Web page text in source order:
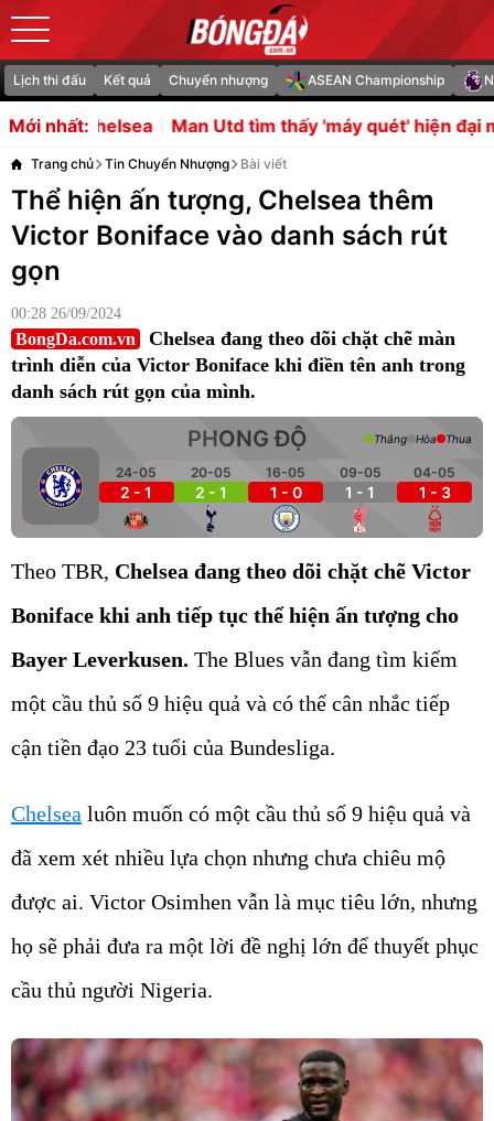
Lịch thi đấu Kết quả Chuyển nhượng ASEAN Championship
Mới nhất:
Utd tìm thấy 'máy quét' hiện đại mang tên Cristian
Trang chủ Tin Chuyển Nhượng Bài viết
Thể hiện ấn tượng, Chelsea thêm
Victor Boniface vào danh sách rút
gọn
00:28 26/09/2024
BongDa.com.vn
Chelsea đang theo dõi chặt chẽ màn
trình diễn của Victor Boniface khi điền tên anh trong
danh sách rút gọn của mình.
PHONG ĐỘ
24-05
2 - 1
20-05
2 - 1
16-05
1 - 0
09-05
1 - 1
04-05
1 - 3
Thắng Hòa Thua
Theo TBR, Chelsea đang theo dõi chặt chẽ Victor
Boniface khi anh tiếp tục thể hiện ấn tượng cho
Bayer Leverkusen. The Blues vẫn đang tìm kiếm
một cầu thủ số 9 hiệu quả và có thể cân nhắc tiếp
cận tiền đạo 23 tuổi của Bundesliga.
Chelsea luôn muốn có một cầu thủ số 9 hiệu quả và
đã xem xét nhiều lựa chọn nhưng chưa chiêu mộ
được ai. Victor Osimhen vẫn là mục tiêu lớn, nhưng
họ sẽ phải đưa ra một lời đề nghị lớn để thuyết phục
cầu thủ người Nigeria.